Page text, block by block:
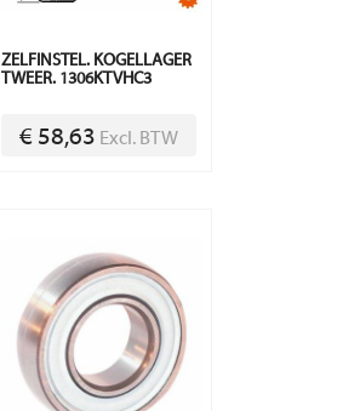
ZELFINSTEL. KOGELLAGER
TWEER. 1306KTVHC3
€ 58,63 Excl. BTW